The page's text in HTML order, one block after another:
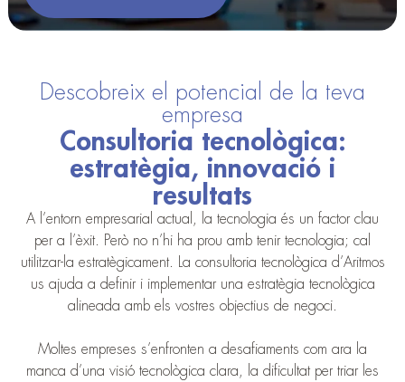
Descobreix el potencial de la teva
empresa
Consultoria tecnològica:
estratègia, innovació i
resultats
A l’entorn empresarial actual, la tecnologia és un factor clau
per a l’èxit. Però no n’hi ha prou amb tenir tecnologia; cal
utilitzar-la estratègicament. La consultoria tecnològica d’Aritmos
us ajuda a definir i implementar una estratègia tecnològica
alineada amb els vostres objectius de negoci.
Moltes empreses s’enfronten a desafiaments com ara la
manca d’una visió tecnològica clara, la dificultat per triar les